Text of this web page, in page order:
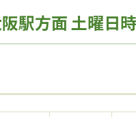
駅方面 土曜日